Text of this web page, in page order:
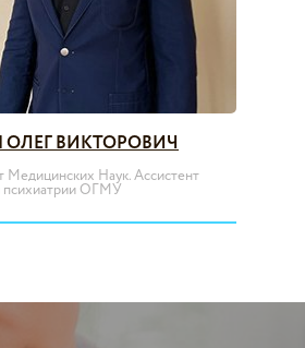
ОЛЕГ ВИКТОРОВИЧ
Медицинских Наук. Ассистент
психиатрии ОГМУ